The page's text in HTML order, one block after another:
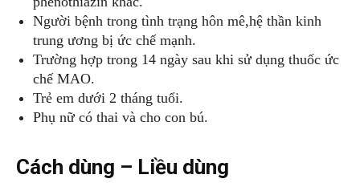
Người bệnh trong tình trạng hôn mê,hệ thần kinh
trung ương bị ức chế mạnh.
Trường hợp trong 14 ngày sau khi sử dụng thuốc ức
chế MAO.
Trẻ em dưới 2 tháng tuổi.
Phụ nữ có thai và cho con bú.
Cách dùng – Liều dùng